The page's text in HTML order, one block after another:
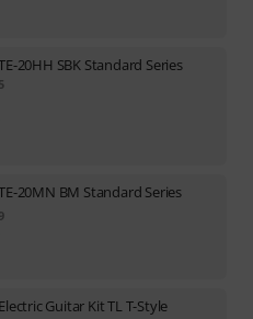
20HH SBK Standard Series
20MN BM Standard Series
Electric Guitar Kit TL T-Style